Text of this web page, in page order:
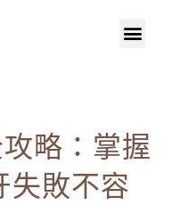
略：掌握
失敗不容